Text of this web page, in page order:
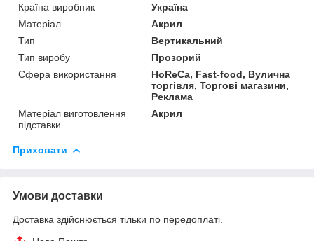
Країна виробник
Україна
Матеріал
Акрил
Тип
Вертикальний
Тип виробу
Прозорий
Сфера використання
HoReCa, Fast-food, Вулична
торгівля, Торгові магазини,
Реклама
Матеріал виготовлення
підставки
Акрил
Приховати
Умови доставки
Доставка здійснюється тільки по передоплаті.